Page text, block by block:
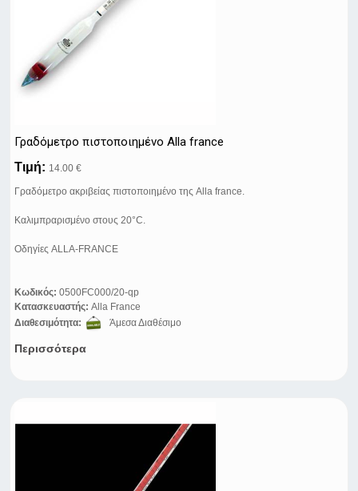
Γραδόμετρο πιστοποιημένο Alla france
Τιμή: 14.00 €
Γραδόμετρο ακριβείας πιστοποιημένο της Alla france.
Καλιμπραρισμένο στους 20°C.
Οδηγίες ALLA-FRANCE
Κωδικός: 0500FC000/20-qp
Κατασκευαστής: Alla France
Διαθεσιμότητα:
Άμεσα Διαθέσιμο
Περισσότερα